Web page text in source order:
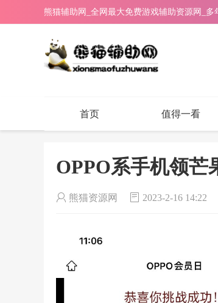
熊猫辅助网_全网最大免费游戏辅助资源网_
首页 值得一看
OPPO系手机领芒
熊猫资源网 2023-2-16 14:22